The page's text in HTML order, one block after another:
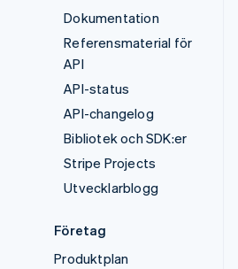
Dokumentation
Referensmaterial för
API
API-status
API-changelog
Bibliotek och SDK:er
Stripe Projects
Utvecklarblogg
Företag
Produktplan